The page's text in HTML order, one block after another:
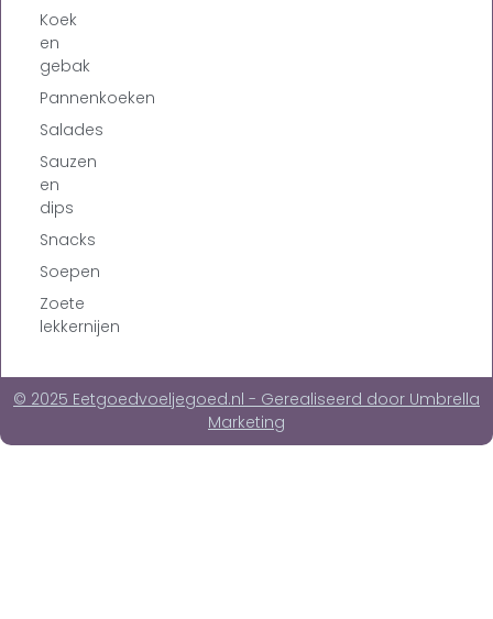
Koek
en
gebak
Pannenkoeken
Salades
Sauzen
en
dips
Snacks
Soepen
Zoete
lekkernijen
© 2025 Eetgoedvoeljegoed.nl - Gerealiseerd door Umbrella
Marketing